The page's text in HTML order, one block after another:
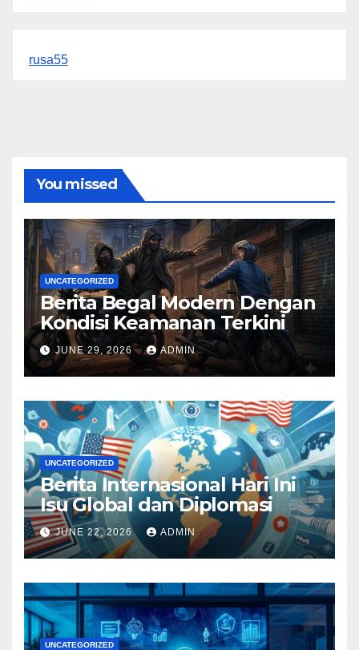
rusa55
You missed
UNCATEGORIZED
Berita Begal Modern Dengan
Kondisi Keamanan Terkini
JUNE 29, 2026 ADMIN
UNCATEGORIZED
Berita Internasional Hari Ini
Isu Global dan Diplomasi
JUNE 22, 2026 ADMIN
UNCATEGORIZED